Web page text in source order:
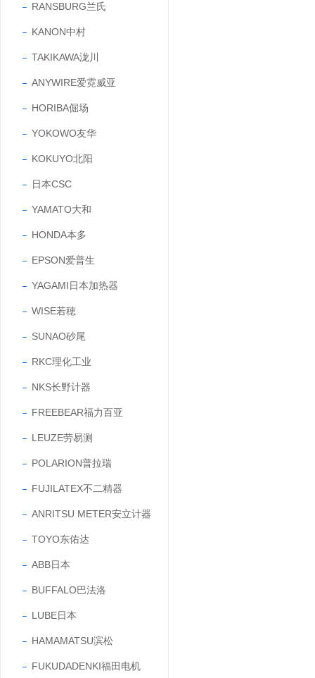
RANSBURG兰氏
KANON中村
TAKIKAWA泷川
ANYWIRE爱霓威亚
HORIBA倔场
YOKOWO友华
KOKUYO北阳
日本CSC
YAMATO大和
HONDA本多
EPSON爱普生
YAGAMI日本加热器
WISE若穂
SUNAO砂尾
RKC理化工业
NKS长野计器
FREEBEAR福力百亚
LEUZE劳易测
POLARION普拉瑞
FUJILATEX不二精器
ANRITSU METER安立计器
TOYO东佑达
ABB日本
BUFFALO巴法洛
LUBE日本
HAMAMATSU滨松
FUKUDADENKI福田电机